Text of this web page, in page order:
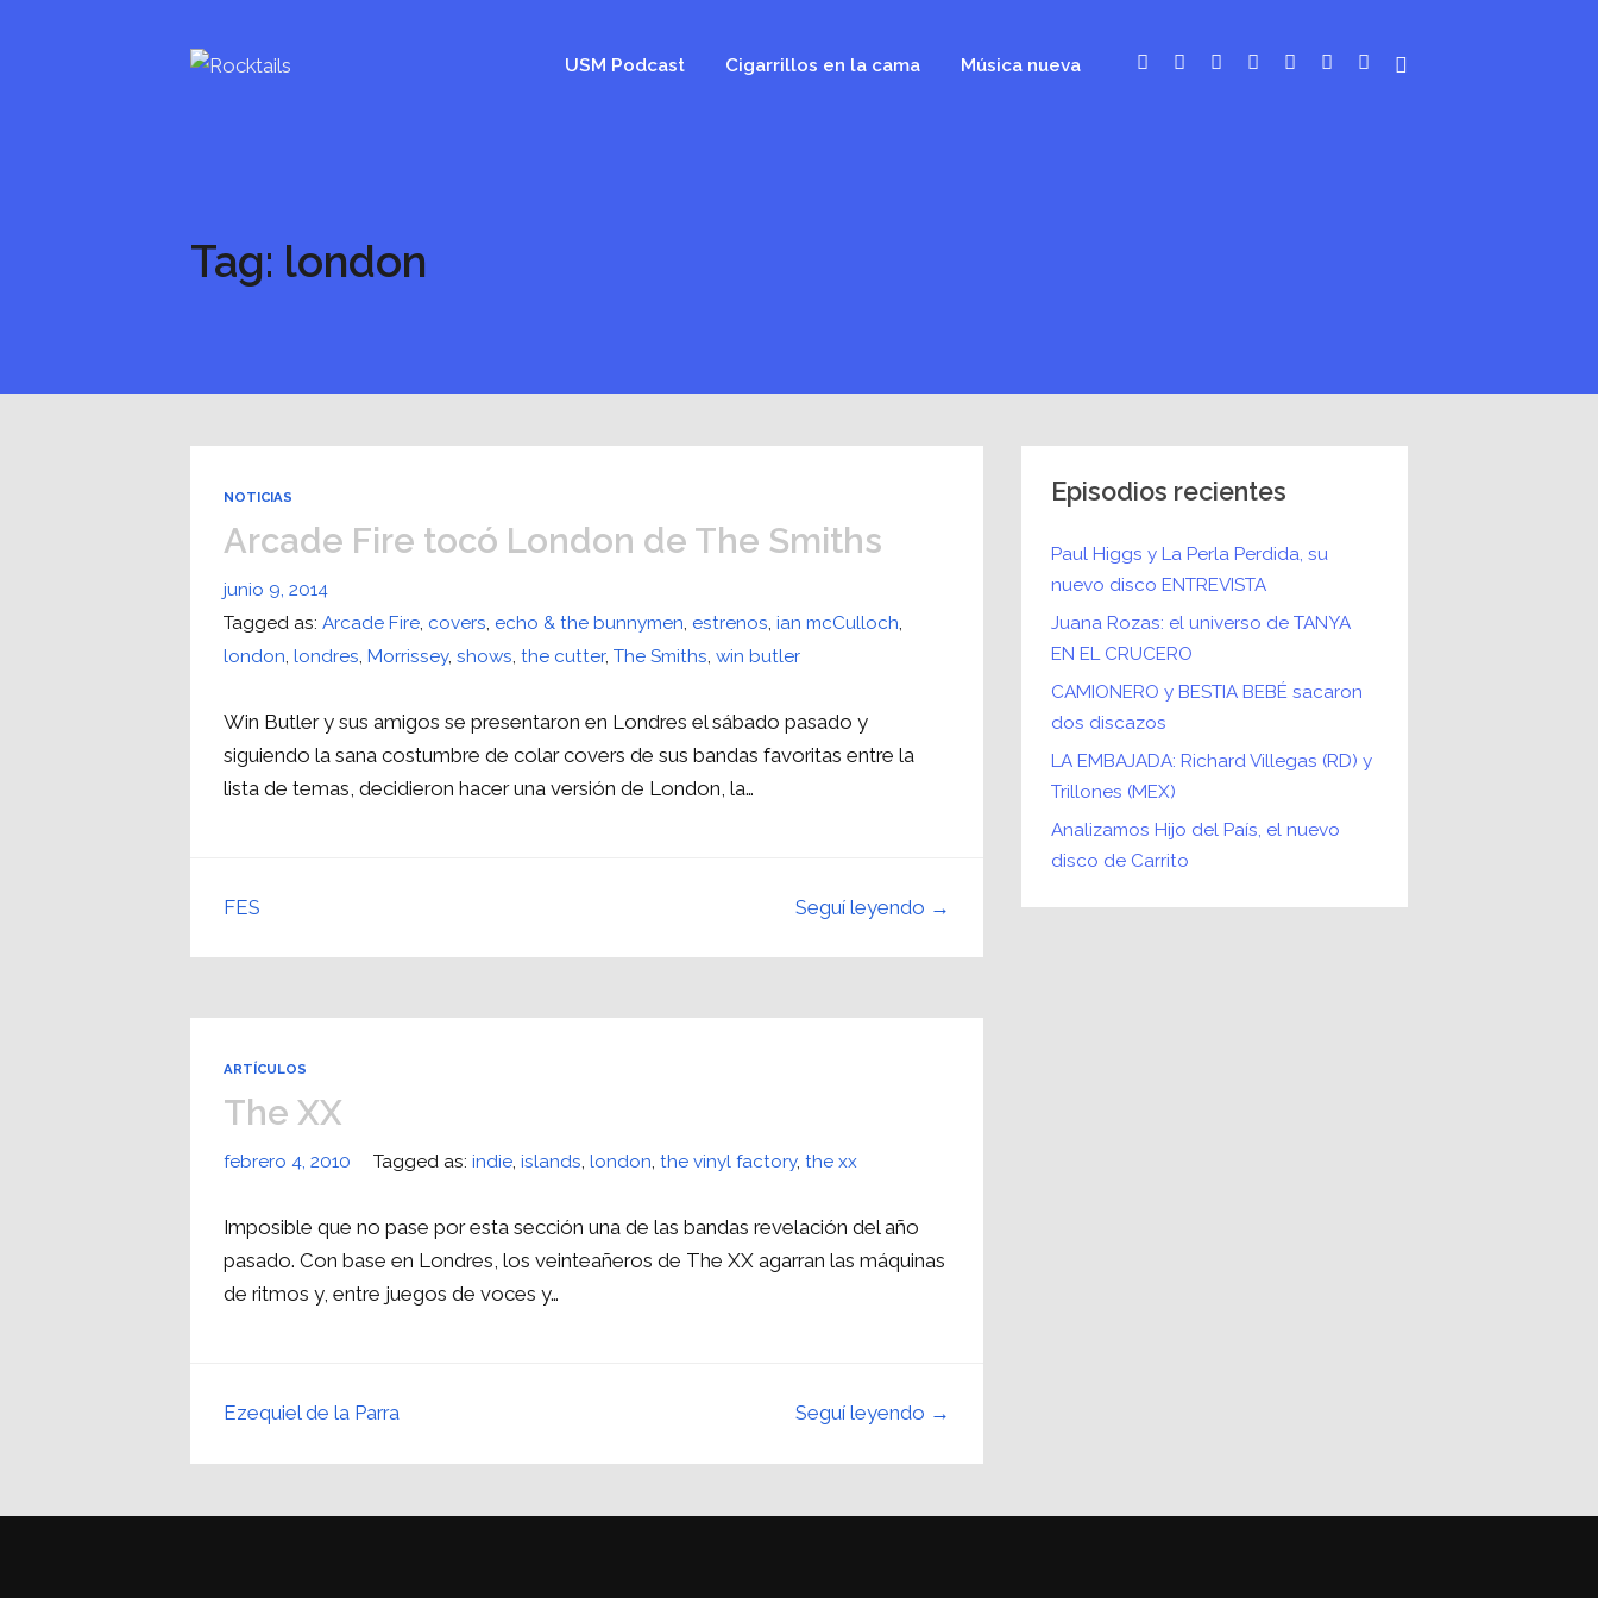
USM Podcast Cigarrillos en la cama Música nueva
Tag: london
NOTICIAS
Arcade Fire tocó London de The Smiths
junio 9, 2014
Tagged as:Arcade Fire, covers, echo & the bunnymen, estrenos,ian mcCulloch,
london,londres,Morrissey,shows,the cutter,The Smiths,win butler
Win Butler y sus amigos se presentaron en Londres el sábado pasado y
siguiendo la sana costumbre de colar covers de sus bandas favoritas entre la
lista de temas, decidieron hacer una versión de London, la…
Seguí leyendo →
FES
ARTÍCULOS
The XX
febrero 4, 2010 Tagged as:indie,islands,london,the vinyl factory,the xx
Imposible que no pase por esta sección una de las bandas revelación del año
pasado. Con base en Londres, los veinteañeros de The XX agarran las máquinas
de ritmos y, entre juegos de voces y…
Seguí leyendo →
Ezequiel de la Parra
Episodios recientes
Paul Higgs y La Perla Perdida, su
nuevo disco ENTREVISTA
Juana Rozas: el universo de TANYA
EN EL CRUCERO
CAMIONERO y BESTIA BEBÉ sacaron
dos discazos
LA EMBAJADA: Richard Villegas (RD) y
Trillones (MEX)
Analizamos Hijo del País, el nuevo
disco de Carrito